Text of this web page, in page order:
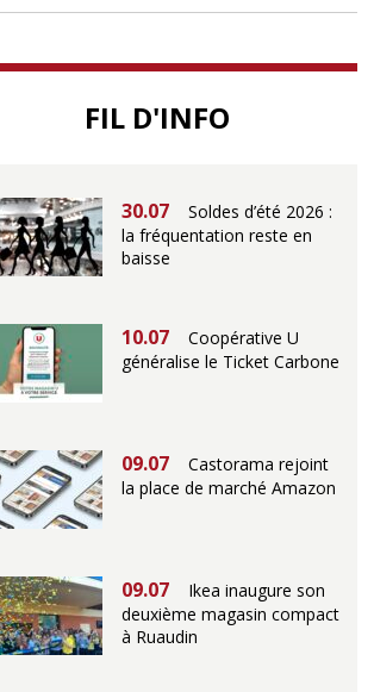
FIL D'INFO
soutenir le commerce
magasin à La Défense
30.07
Soldes d’été 2026 :
la fréquentation reste en
baisse
10.07
Coopérative U
généralise le Ticket Carbone
09.07
Castorama rejoint
la place de marché Amazon
09.07
Ikea inaugure son
deuxième magasin compact
à Ruaudin